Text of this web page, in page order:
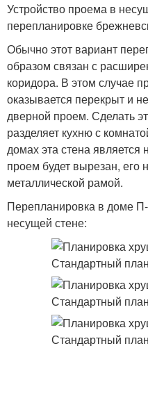
Устройство проема в
перепланировке
Обычно этот вариант
образом связан с
коридора. В этом случае
оказывается перекрыт и
дверной проем. Сделать
разделяет кухню с
домах эта стена является
проем будет вырезан, его
металлической рамой.
Перепланировка в доме
несущей стене: